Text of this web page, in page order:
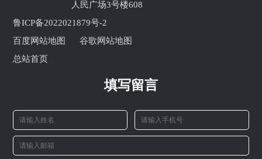
人民广场3号楼608
鲁ICP备2022021879号-2
百度网站地图
谷歌网站地图
总站首页
填写留言